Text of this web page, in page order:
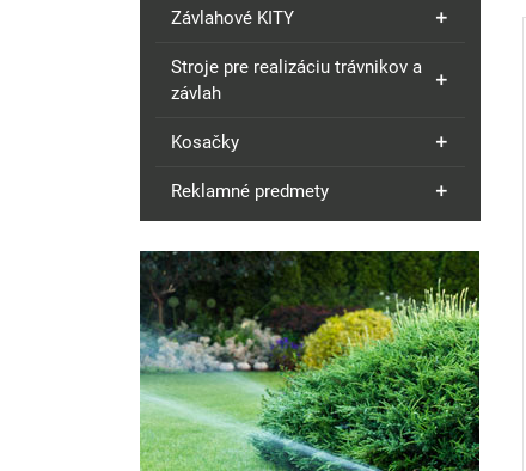
Závlahové KITY
Stroje pre realizáciu trávnikov a
závlah
Kosačky
Reklamné predmety